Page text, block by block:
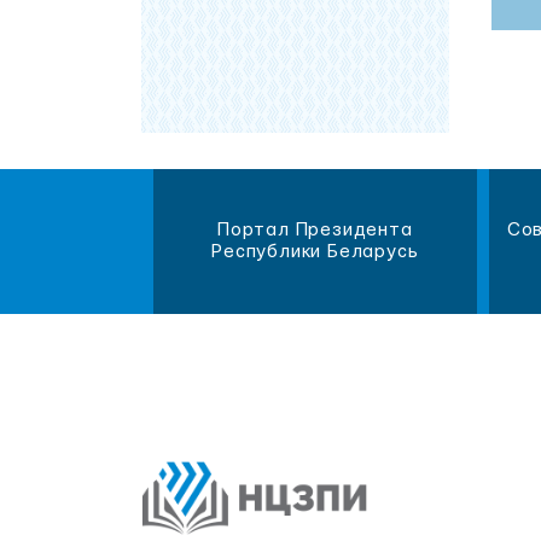
Портал Президента
Республики Беларусь